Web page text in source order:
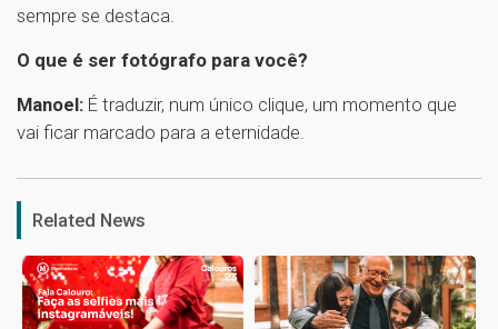
sempre se destaca.
O que é ser fotógrafo para você?
Manoel: É traduzir, num único clique, um momento que
vai ficar marcado para a eternidade.
1
Related News